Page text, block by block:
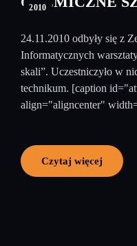
2010
24.11.2010 odbyły się z
Informatycznych
skali”. Uczestniczyło w
technikum. [caption
align="aligncenter"
Czytaj więcej